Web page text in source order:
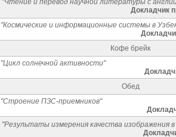
"Чтение и перевод научной литературы с
Докладчик
"Космические и информационные системы в
Кофе брейк
"Цикл солнечной активности"
Обед
"Строение ПЗС-приемников"
"Результаты измерения качества изображения